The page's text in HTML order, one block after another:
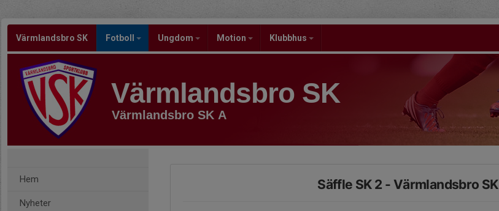
Värmlandsbro SK Fotboll Ungdom Motion Klubbhus
Värmlandsbro SK
Värmlandsbro SK A
Hem
Nyheter
Säffle SK 2 - Värmlandsbro SK